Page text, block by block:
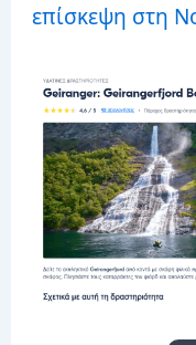
επίσκεψη στη